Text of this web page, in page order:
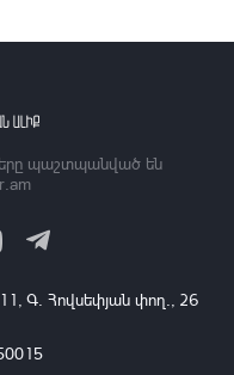
է. ՔԿ
վարչական
պաշտպանված են
Գ․ Հովսեփյան փող., 26